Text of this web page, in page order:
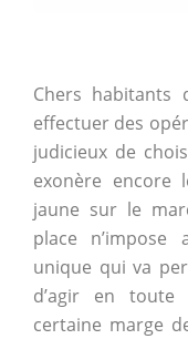
Chers habitants
effectuer des
judicieux de
exonère encore
jaune sur le
place n’impose
unique qui va
d’agir en toute
certaine marge